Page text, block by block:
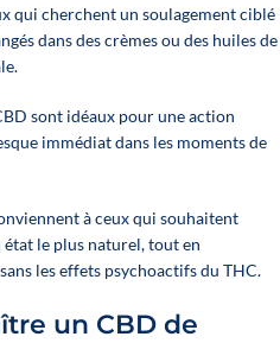
qui cherchent un soulagement ciblé
dans des crèmes ou des huiles de
sont idéaux pour une action
immédiat dans les moments de
à ceux qui souhaitent
le plus naturel, tout en
les effets psychoactifs du THC.
un CBD de